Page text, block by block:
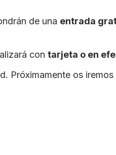
de una entrada
con tarjeta o en
Próximamente os